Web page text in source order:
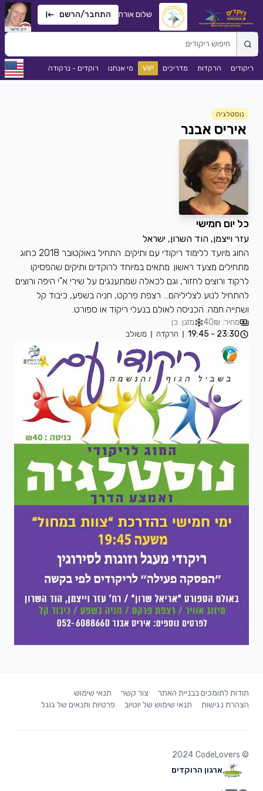
שלום אורח התחבר/הרשם
ריקודים הרקדות מדריכים VIP מי אנחנו רוקדים - נרקודה
נוסטלגיה
איריס אבנר
כל יום חמישי
עזר וייצמן, הוד השרון, ישראל
החוג מיועד ללימוד ריקודי עם ותיקים. התחיל באוקטובר 2018 כחוג
מתחילים מצעד ראשון. מתאים במיוחד לרוקדים ותיקים שהפסיקו
לרקוד ורוצים לחזור, וגם לכאלה שמתענגים על שירי א"י היפה ורוצים
להתחיל לנוע לצליליהם... רצפת פרקט, חניה בשפע, כיבוד קל
ושתייה חמה. הכניסה לאולם בנעלי ריקוד או ספורט.
מחיר: 40₪
מזגן: כן
23:30 - 19:45
הרקדה משולב
תודות לתומכים בבניית האתר צור קשר
תנאי שימוש
הצהרת נגישות
תנאי שימוש של יוטיוב פרטיות ותנאים של גוגל
©
2024 CodeLovers
ארגון הרוקדים